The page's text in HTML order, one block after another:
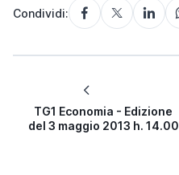
Condividi:
TG1 Economia - Edizione
del 3 maggio 2013 h. 14.00